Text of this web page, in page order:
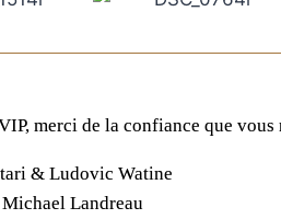
merci de la confiance que vous
& Ludovic Watine
Landreau